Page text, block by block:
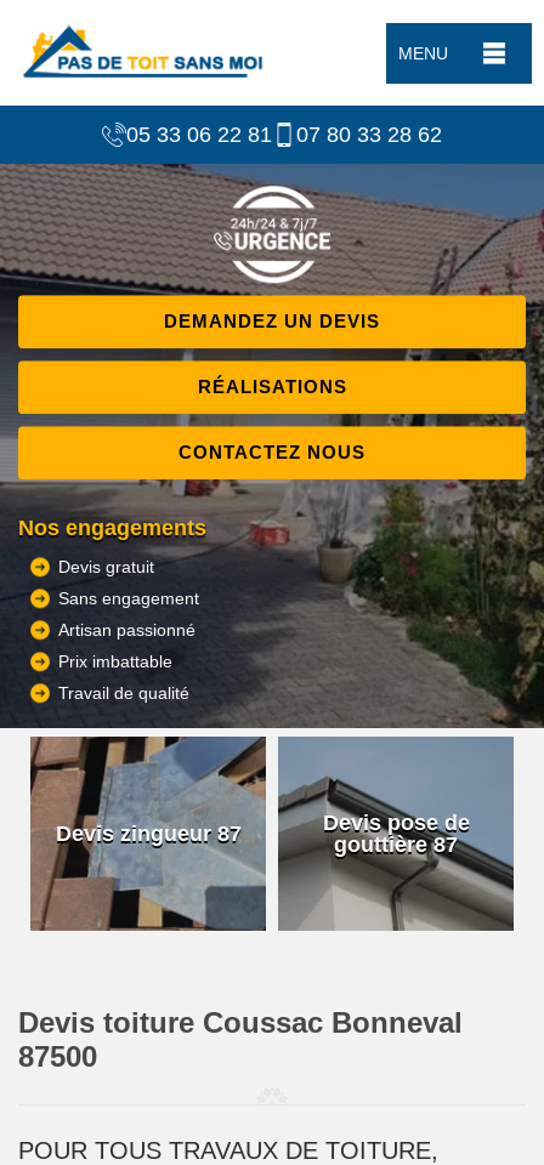
MENU
05 33 06 22 81 07 80 33 28 62
DEMANDEZ UN DEVIS
RÉALISATIONS
CONTACTEZ NOUS
Nos engagements
Devis gratuit
Sans engagement
Artisan passionné
Prix imbattable
Travail de qualité
Devis zingueur 87
Devis pose de
gouttière 87
Devis toiture Coussac Bonneval
87500
POUR TOUS TRAVAUX DE TOITURE,